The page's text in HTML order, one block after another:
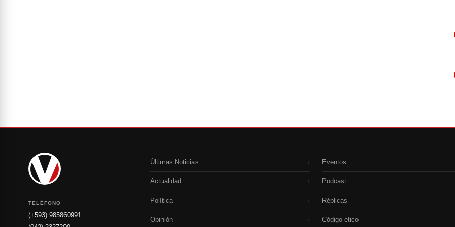
TELÉFONO
(+593) 985860991
Últimas Noticias ›
Actualidad ›
Política ›
Opinión ›
Eventos
Podcast
Réplicas
Código etico